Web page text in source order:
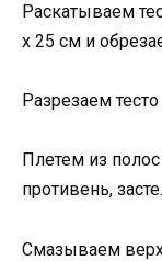
Раскатываем
х 25 см и
Разрезаем
Плетем из
противень,
Смазываем